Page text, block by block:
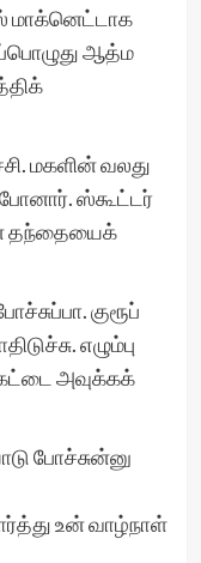
மாக்னெட்டாக
ஆத்ம
மகளின் வலது
ஸ்கூட்டர்
தந்தையைக்
குரூப்
எழும்பு
அவுக்கக்
போச்சுன்னு
உன் வாழ்நாள்